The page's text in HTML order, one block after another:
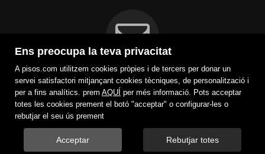
Ens preocupa la teva privacitat
A pisos.com utilitzem cookies pròpies i de tercers per donar un
servei satisfactori mitjançant cookies tècniques, de personalització i
per a fins analítics. prem AQUÍ per més informació. Pots acceptar
totes les cookies prement el botó "acceptar" o configurar-les o
rebutjar el seu ús prement
Acceptar Rebutjar totes
ADREÇA ELECTRÒNICA
pujol@finquespujol.com